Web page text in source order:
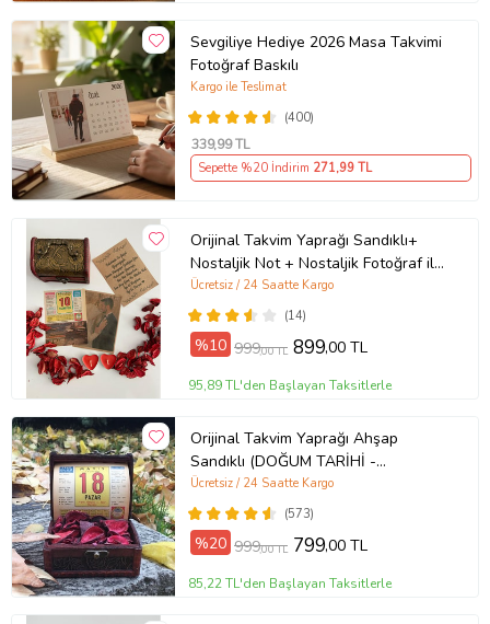
Sevgiliye Hediye 2026 Masa Takvimi
Fotoğraf Baskılı
(400)
Kargo ile Teslimat
339,99 TL
Sepette %20 İndirim 271,99 TL
Orijinal Takvim Yaprağı Sandıklı+
Nostaljik Not + Nostaljik Fotoğraf ile
birlikte UNUTULMAYACAK BİR
HEDİYE
(14)
Ücretsiz / 24 Saatte Kargo
%10 999,00 TL 899,00 TL
95,89 TL'den Başlayan Taksitlerle
Orijinal Takvim Yaprağı Ahşap
Sandıklı (DOĞUM TARİHİ -
TANIŞMA TARİHİ- EVLİLİK TARİHİ
İÇİN UNUTULMAZ HEDİYE )
(573)
Ücretsiz / 24 Saatte Kargo
%20 999,00 TL 799,00 TL
85,22 TL'den Başlayan Taksitlerle